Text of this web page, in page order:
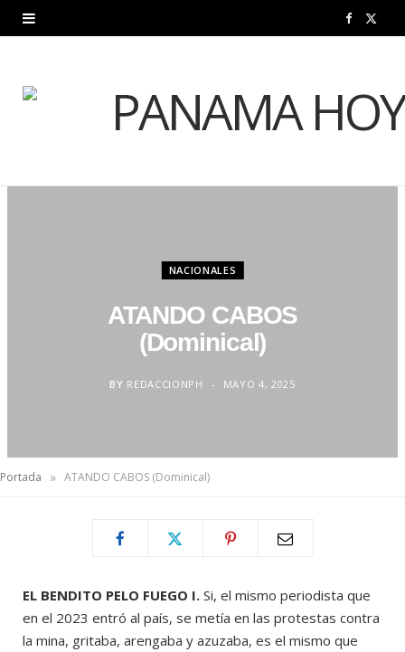
F
e w
NACIONALES
ATANDO CABOS
(Dominical)
BY REDACCIONPH MAYO 4, 2025
Portada » ATANDO CABOS (Dominical)
EL BENDITO PELO FUEGO I. Si, el mismo periodista que
en el 2023 entró al país, se metía en las protestas contra
la mina, gritaba, arengaba y azuzaba, es el mismo que